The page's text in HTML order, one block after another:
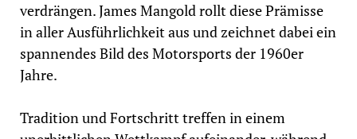
verdrängen. James Mangold rollt diese Prämisse
in aller Ausführlichkeit aus und zeichnet dabei ein
spannendes Bild des Motorsports der 1960er
Jahre.
Tradition und Fortschritt treffen in einem